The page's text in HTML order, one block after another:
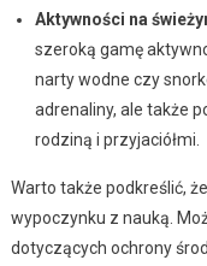
Aktywności na
szeroką gamę
narty wodne czy
adrenaliny, ale także
rodziną i przyjaciółmi.
Warto także podkreślić,
wypoczynku z nauką.
dotyczących ochrony